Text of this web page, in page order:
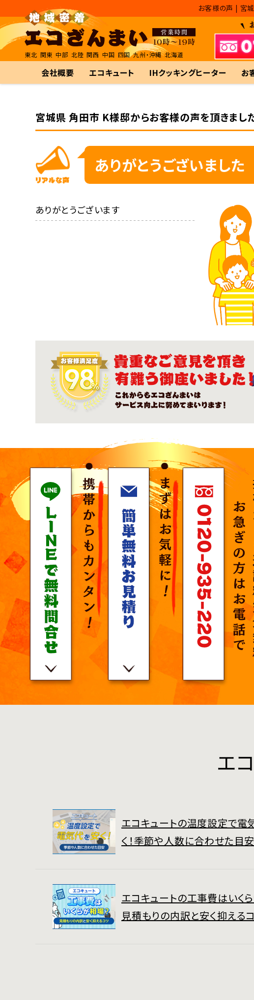
お客様の声 | 宮
東北 関東 中部 北陸 関西 中国 四国 九州・沖縄 北海道
会社概要 エコキュート IHクッキングヒーター お
宮城県 角田市 K様邸からお客様の声を頂きました
ありがとうございました
ありがとうございます
エ
エコキュートの温度設定で電
く！季節や人数に合わせた目安
エコキュートの工事費はいく
見積もりの内訳と安く抑える